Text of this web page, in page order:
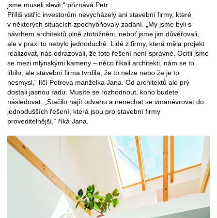
jsme museli slevit,“ přiznává Petr.
Příliš vstříc investorům nevycházely ani stavební firmy, které
v některých situacích zpochybňovaly zadání. „My jsme byli s
návrhem architektů plně ztotožněni, neboť jsme jim důvěřovali,
ale v praxi to nebylo jednoduché. Lidé z firmy, která měla projekt
realizovat, nás odrazovali, že toto řešení není správné. Ocitli jsme
se mezi mlýnskými kameny – něco říkali architekti, nám se to
líbilo, ale stavební firma tvrdila, že to nelze nebo že je to
nesmysl,“ líčí Petrova manželka Jana. Od architektů ale prý
dostali jasnou radu: Musíte se rozhodnout, koho budete
následovat. „Stačilo najít odvahu a nenechat se vmanévrovat do
jednodušších řešení, která jsou pro stavební firmy
proveditelnější,“ říká Jana.